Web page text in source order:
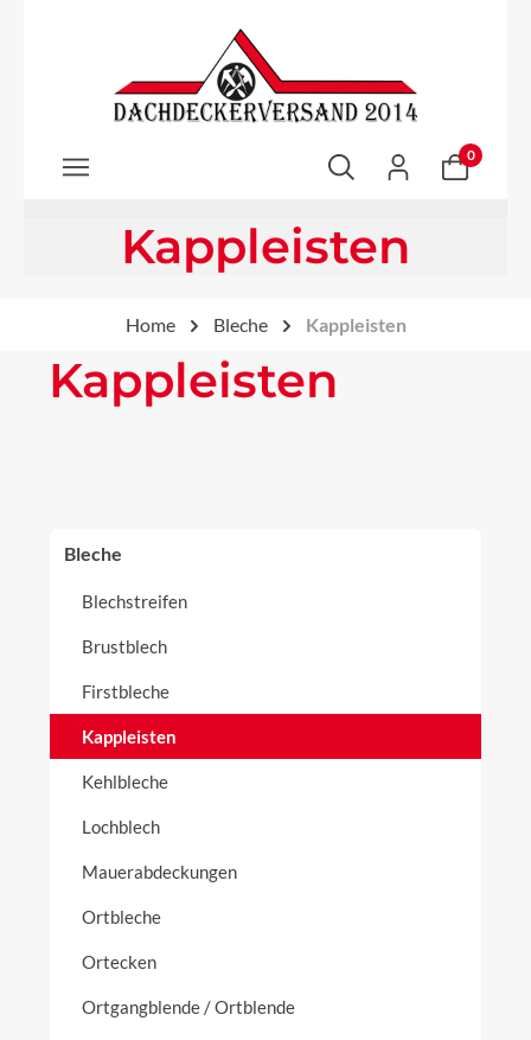
Zum Hauptinhalt springen
0
Kappleisten
Home Bleche Kappleisten
Kappleisten
Bleche
Blechstreifen
Brustblech
Firstbleche
Kappleisten
Kehlbleche
Lochblech
Mauerabdeckungen
Ortbleche
Ortecken
Ortgangblende / Ortblende